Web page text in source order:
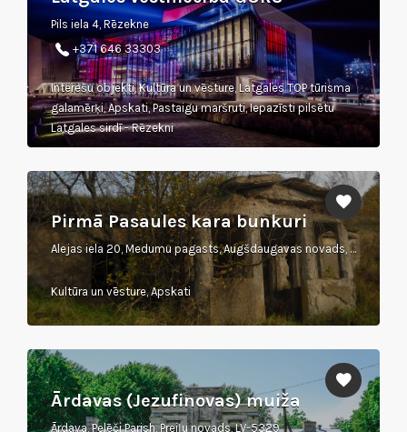
Pils iela 4, Rēzekne
+371 646 33303
Interešu objekti, Kultūra un vēsture, Latgales TOP tūrisma
galamērķi, Apskati, Pastaigu maršruti, Iepazīsti pilsētu
Latgales sirdī - Rēzekni
Pirmā Pasaules kara bunkuri
Alejas iela 20, Medumu pagasts, Augšdaugavas novads, LV–5460
Kultūra un vēsture, Apskati
Ārdavas (Jezufinovas) muiža
Ārdava, Pelēči Parish, Preiļu novads, LV-5329